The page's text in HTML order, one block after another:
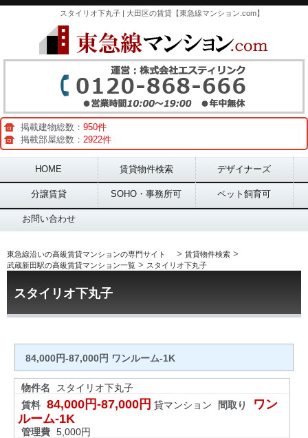
スタイリオ下丸子 | 大田区の賃貸【東急線マンション.com】
掲載建物総数： 950件
掲載部屋総数： 2922件
Main menu
HOME 賃貸物件検索 デザイナーズ
分譲賃貸 SOHO・事務所可 ペット飼育可
お問い合わせ
東急線沿いの高級賃貸マンションの専門サイト > 賃貸物件検索 >
武蔵新田駅の高級賃貸マンション一覧 > スタイリオ下丸子
スタイリオ下丸子
84,000円-87,000円 ワンルーム-1K
物件名
スタイリオ下丸子
賃料 84,000円-87,000円 貸マンション 間取り
ワン
ルーム-1K
管理費 5,000円